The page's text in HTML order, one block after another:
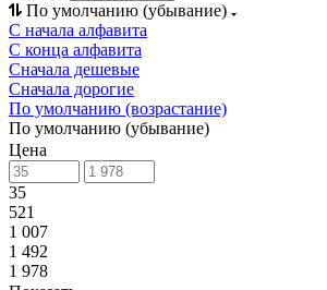
По умолчанию (убывание)
С начала алфавита
С конца алфавита
Сначала дешевые
Сначала дорогие
По умолчанию (возрастание)
По умолчанию (убывание)
Цена
35
521
1 007
1 492
1 978